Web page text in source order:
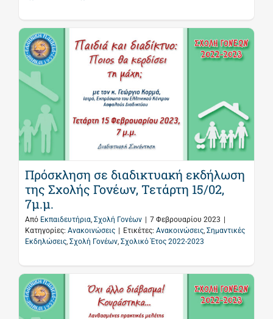
Πρόσκληση σε διαδικτυακή εκδήλωση
της Σχολής Γονέων, Τετάρτη 15/02,
7μ.μ.
Από Εκπαιδευτήρια, Σχολή Γονέων 7 Φεβρουαρίου 2023
Κατηγορίες: Ανακοινώσεις Ετικέτες: Ανακοινώσεις, Σημαντικές
Εκδηλώσεις, Σχολή Γονέων, Σχολικό Έτος 2022-2023